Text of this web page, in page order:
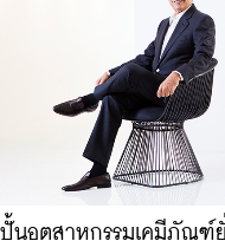
ปั้นอุตสาหกรรมเคมีภัณฑ์